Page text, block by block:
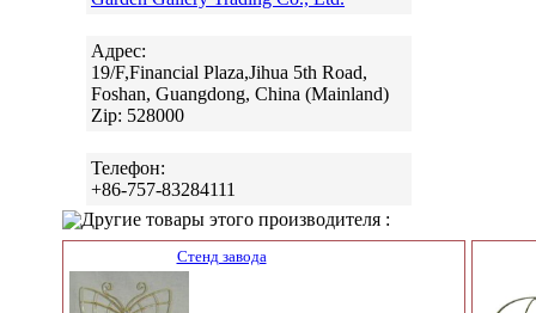
Адрес:
19/F,Financial Plaza,Jihua 5th Road,
Foshan, Guangdong, China (Mainland)
Zip: 528000
Телефон:
+86-757-83284111
Другие товары этого производителя :
Стенд завода